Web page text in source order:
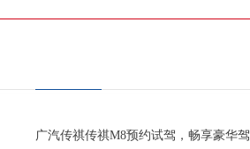
广汽传祺传祺M8预约试驾，畅享豪华